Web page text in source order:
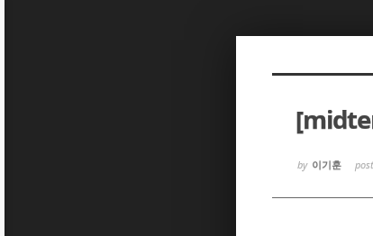
by 이기훈
Sketchbook5, 스케치북5
Sketchbook5, 스케치북5
Sketchbook5, 스케치북5
Sketchbook5, 스케치북5